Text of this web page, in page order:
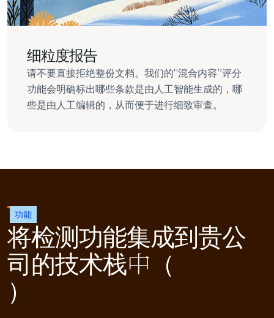
细粒度报告
请不要直接拒绝整份文档。我们的“混合内容”评分
功能会明确标出哪些条款是由人工智能生成的，哪
些是由人工编辑的，从而便于进行细致审查。
功能
将检测功能集成到贵公
司的技术栈中（
）